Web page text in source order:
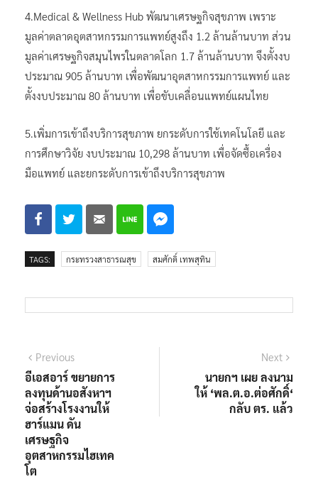
4.Medical & Wellness Hub พัฒนาเศรษฐกิจสุขภาพ เพราะ
มูลค่าตลาดอุตสาหกรรมการแพทย์สูงถึง 1.2 ล้านล้านบาท ส่วน
มูลค่าเศรษฐกิจสมุนไพรในตลาดโลก 1.7 ล้านล้านบาท จึงตั้งงบ
ประมาณ 905 ล้านบาท เพื่อพัฒนาอุตสาหกรรมการแพทย์ และ
ตั้งงบประมาณ 80 ล้านบาท เพื่อขับเคลื่อนแพทย์แผนไทย
5.เพิ่มการเข้าถึงบริการสุขภาพ ยกระดับการใช้เทคโนโลยี และ
การศึกษาวิจัย งบประมาณ 10,298 ล้านบาท เพื่อจัดซื้อเครื่อง
มือแพทย์ และยกระดับการเข้าถึงบริการสุขภาพ
TAGS: กระทรวงสาธารณสุข สมศักดิ์ เทพสุทิน
แนะแนว
เรื่อง
PreviousPrevious
post:
อีเอสอาร์ ขยายการ
ลงทุนด้านอสังหาฯ
จ่อสร้างโรงงานให้
ฮาร์แมน ดัน
เศรษฐกิจ
อุตสาหกรรมไฮเทค
โต
Next
นายกฯ เผย ลงนาม
ให้ ‘พล.ต.อ.ต่อศักดิ์‘
กลับ ตร. แล้ว